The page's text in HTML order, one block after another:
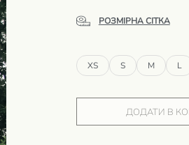
РОЗМІРНА СІТКА
XS S M L
ДОДАТИ В